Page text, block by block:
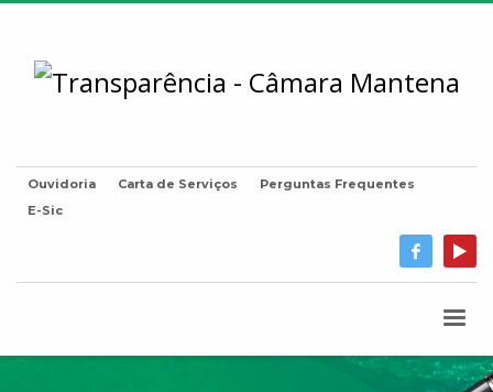
Ouvidoria Carta de Serviços
Perguntas Frequentes
E-Sic